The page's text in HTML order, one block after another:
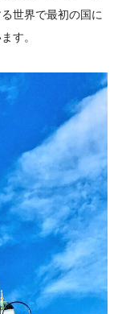
世界で最初の国に
す。